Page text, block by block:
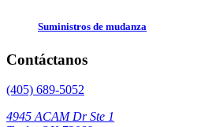
Suministros de mudanza
Contáctanos
(405) 689-5052
4945 ACAM Dr Ste 1